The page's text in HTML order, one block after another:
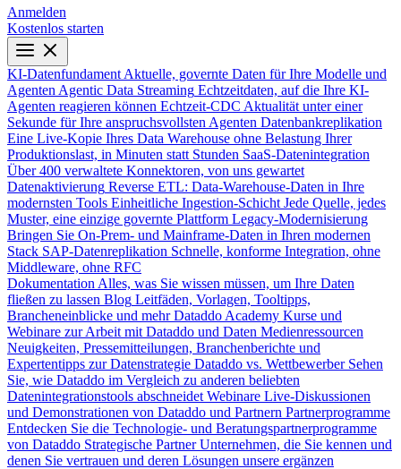
Anmelden
Kostenlos starten
KI-Datenfundament Aktuelle, governte Daten für Ihre Modelle und
Agenten Agentic Data Streaming Echtzeitdaten, auf die Ihre KI-
Agenten reagieren können Echtzeit-CDC Aktualität unter einer
Sekunde für Ihre anspruchsvollsten Agenten Datenbankreplikation
Eine Live-Kopie Ihres Data Warehouse ohne Belastung Ihrer
Produktionslast, in Minuten statt Stunden SaaS-Datenintegration
Über 400 verwaltete Konnektoren, von uns gewartet
Datenaktivierung Reverse ETL: Data-Warehouse-Daten in Ihre
modernsten Tools Einheitliche Ingestion-Schicht Jede Quelle, jedes
Muster, eine einzige governte Plattform Legacy-Modernisierung
Bringen Sie On-Prem- und Mainframe-Daten in Ihren modernen
Stack SAP-Datenreplikation Schnelle, konforme Integration, ohne
Middleware, ohne RFC
Dokumentation Alles, was Sie wissen müssen, um Ihre Daten
fließen zu lassen Blog Leitfäden, Vorlagen, Tooltipps,
Brancheneinblicke und mehr Dataddo Academy Kurse und
Webinare zur Arbeit mit Dataddo und Daten Medienressourcen
Neuigkeiten, Pressemitteilungen, Branchenberichte und
Expertentipps zur Datenstrategie Dataddo vs. Wettbewerber Sehen
Sie, wie Dataddo im Vergleich zu anderen beliebten
Datenintegrationstools abschneidet Webinare Live-Diskussionen
und Demonstrationen von Dataddo und Partnern Partnerprogramme
Entdecken Sie die Technologie- und Beratungspartnerprogramme
von Dataddo Strategische Partner Unternehmen, die Sie kennen und
denen Sie vertrauen und deren Lösungen unsere ergänzen